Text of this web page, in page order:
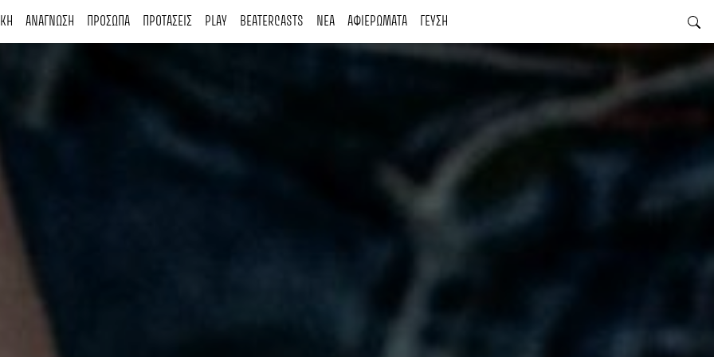
ΑΝΑΓΝΩΣΗ ΠΡΟΣΩΠΑ ΠΡΟΤΑΣΕΙΣ PLAY BEATERCASTS ΝΕΑ ΑΦΙΕΡΩΜΑΤΑ ΓΕΥΣΗ